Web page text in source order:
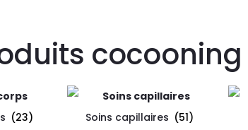
cocooning
(23) Soins capillaires (51)